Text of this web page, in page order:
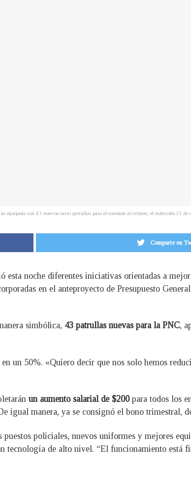
equipada con 43 nuevos carro patrullas para el combate al crimen, el miércoles 21
Comparte en
noche diferentes iniciativas orientadas a
en el anteproyecto de Presupuesto
simbólica, 43 patrullas nuevas para la PNC,
un 50%. «Quiero decir que nos solo hemos
un aumento salarial de $200 para todos los
igual manera, ya se consignó el bono trimestral,
policiales, nuevos uniformes y mejores
tecnología de alto nivel. “El funcionamiento está